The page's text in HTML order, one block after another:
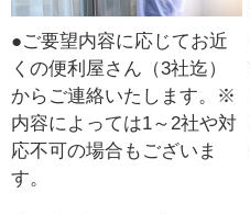
●ご要望内容に応じてお近
くの便利屋さん（3社迄）
からご連絡いたします。※
内容によっては1～2社や対
応不可の場合もございま
す。